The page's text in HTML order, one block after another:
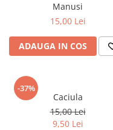
Manusi
15,00 Lei
ADAUGA IN COS
-37%
Caciula
15,00 Lei
9,50 Lei